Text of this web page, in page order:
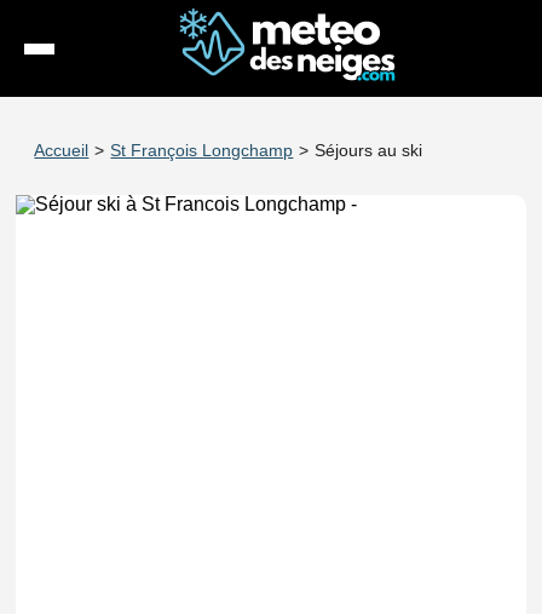
Accueil > St François Longchamp > Séjours au ski